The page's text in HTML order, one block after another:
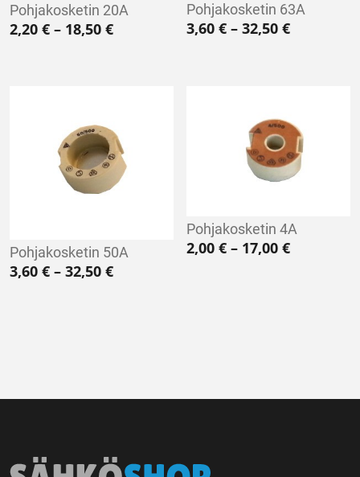
Pohjakosketin 20A
2,20 € – 18,50 €Hintaluokka: 2,20 € - 18,50 €
Pohjakosketin 63A
3,60€ – 32,50€
Pohjakosketin 50A
3,60 € – 32,50 €Hintaluokka: 3,60 € - 32,50 €
Pohjakosketin 4A
2,00€ – 17,00€